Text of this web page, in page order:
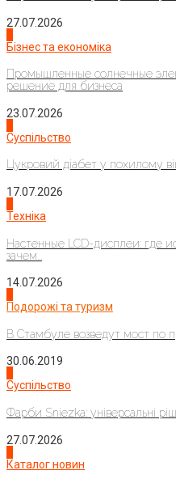
27.07.2026
Бізнес та економіка
Промышленные солнечные
решение для бизнеса
23.07.2026
Суспільство
Цукровий діабет у похилому
17.07.2026
Техніка
Настенные LCD-дисплеи: где
зачем...
14.07.2026
Подорожі та туризм
В Стамбуле возведут мост по
30.06.2019
Суспільство
Фарби Sniezka: універсальні
27.07.2026
Каталог новин